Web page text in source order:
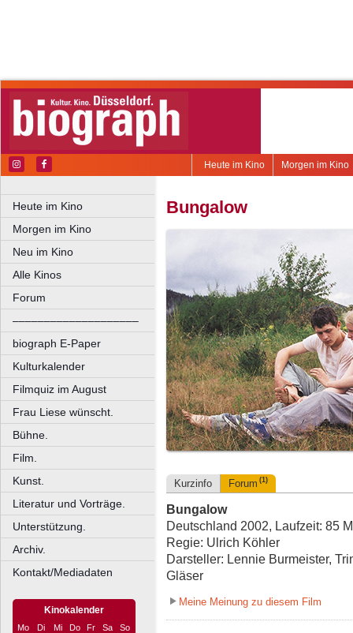
Morgen im Kino
Heute im Kino
Heute im Kino
Morgen im Kino
Neu im Kino
Alle Kinos
Forum
––––––––––––––––––––
biograph E-Paper
Kulturkalender
Filmquiz im August
Frau Liese wünscht.
Bühne.
Film.
Kunst.
Literatur und Vorträge.
Unterstützung.
Archiv.
Kontakt/Mediadaten
Kinokalender
Mo Di Mi Do Fr Sa
So
Bungalow
Kurzinfo Forum (1)
Bungalow
Deutschland 2002, Laufzeit: 85
Regie: Ulrich Köhler
Darsteller: Lennie Burmeister,
Gläser
Meine Meinung zu diesem Film